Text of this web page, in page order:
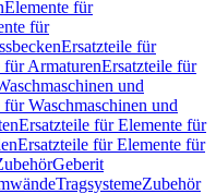
Elemente für
für
Ersatzteile für
für ArmaturenErsatzteile für
und
Waschmaschinen und
Ersatzteile für Elemente für
Ersatzteile für Elemente für
Geberit
TragsystemeZubehör